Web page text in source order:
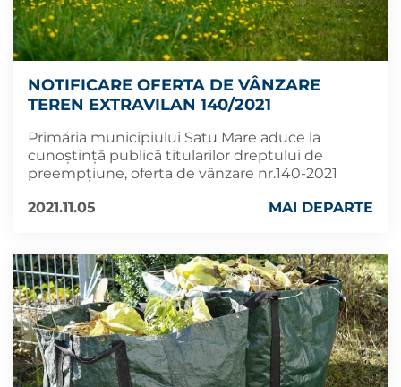
NOTIFICARE OFERTA DE VÂNZARE
TEREN EXTRAVILAN 140/2021
Primăria municipiului Satu Mare aduce la
cunoștință publică titularilor dreptului de
preempțiune, oferta de vânzare nr.140-2021
2021.11.05
MAI DEPARTE